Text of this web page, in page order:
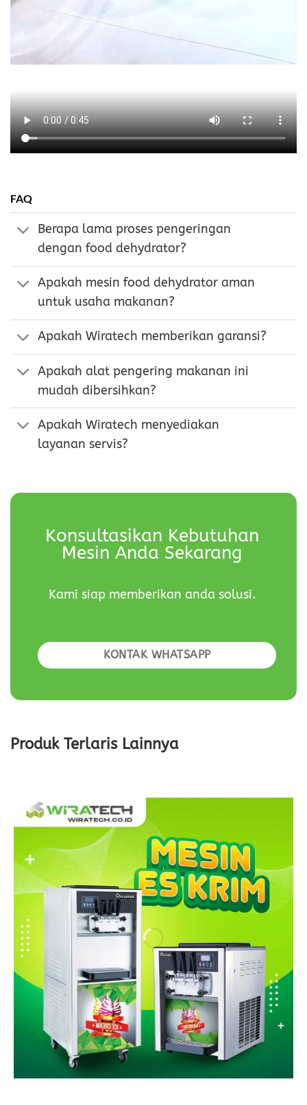
FAQ
Berapa lama proses pengeringan
dengan food dehydrator?
Apakah mesin food dehydrator aman
untuk usaha makanan?
Apakah Wiratech memberikan garansi?
Apakah alat pengering makanan ini
mudah dibersihkan?
Apakah Wiratech menyediakan
layanan servis?
Konsultasikan Kebutuhan
Mesin Anda Sekarang
Kami siap memberikan anda solusi.
KONTAK WHATSAPP
Produk Terlaris Lainnya